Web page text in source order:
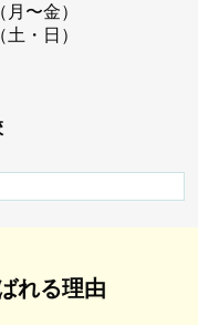
〜金）
・日）
れる理由